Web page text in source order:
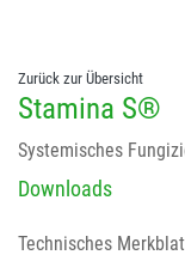
Zurück zur Übersicht
Stamina S®
Systemisches
Downloads
Technisches